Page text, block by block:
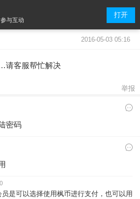
与互动
打开
2016-05-03 05:16
请客服帮忙解决
举报
密码
是可以选择使用枫币进行支付，也可以用